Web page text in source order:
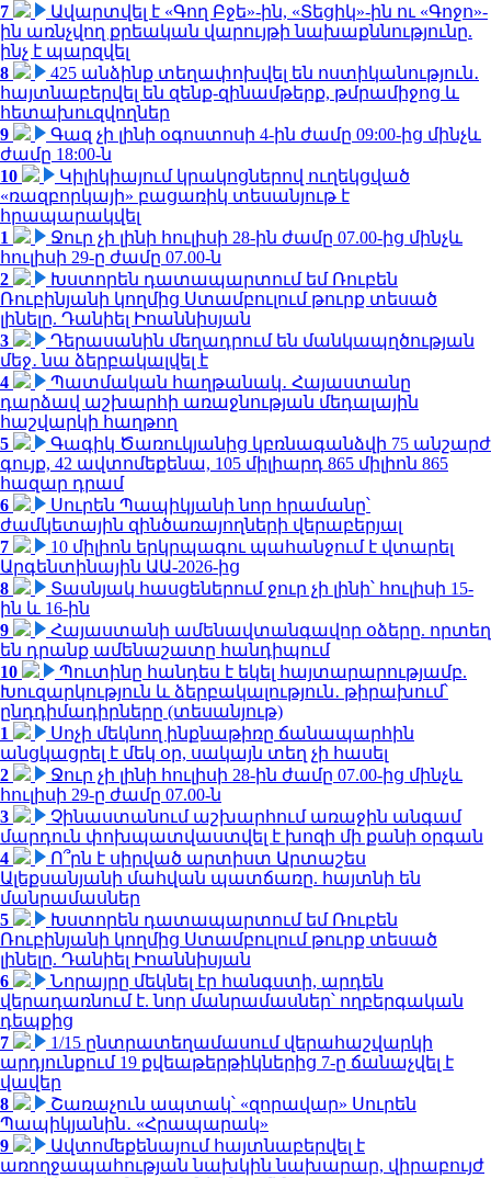
7
Ավարտվել է «Գող Բջե»-ին, «Տեցիկ»-ին ու «Գոջո»-
ին առնչվող քրեական վարույթի նախաքննությունը.
ինչ է պարզվել
8
425 անձինք տեղափոխվել են ոստիկանություն․
հայտնաբերվել են զենք-զինամթերք, թմրամիջոց և
հետախուզվողներ
9
Գազ չի լինի օգոստոսի 4-ին ժամը 09:00-ից մինչև
ժամը 18:00-ն
10
Կիլիկիայում կրակոցներով ուղեկցված
«ռազբորկայի» բացառիկ տեսանյութ է
հրապարակվել
1
Ջուր չի լինի հուլիսի 28-ին ժամը 07.00-ից մինչև
հուլիսի 29-ը ժամը 07.00-ն
2
Խստորեն դատապարտում եմ Ռուբեն
Ռուբինյանի կողմից Ստամբուլում թուրք տեսած
լինելը. Դանիել Իոաննիսյան
3
Դերասանին մեղադրում են մանկապղծության
մեջ․ նա ձերբակալվել է
4
Պատմական հաղթանակ․ Հայաստանը
դարձավ աշխարհի առաջնության մեդալային
հաշվարկի հաղթող
5
Գագիկ Ծառուկյանից կբռնագանձվի 75 անշարժ
գույք, 42 ավտոմեքենա, 105 միլիարդ 865 միլիոն 865
հազար դրամ
6
Սուրեն Պապիկյանի նոր հրամանը՝
ժամկետային զինծառայողների վերաբերյալ
7
10 միլիոն երկրպագու պահանջում է վտարել
Արգենտինային ԱԱ-2026-ից
8
Տասնյակ հասցեներում ջուր չի լինի՝ հուլիսի 15-
ին և 16-ին
9
Հայաստանի ամենավտանգավոր օձերը. որտեղ
են դրանք ամենաշատը հանդիպում
10
Պուտինը հանդես է եկել հայտարարությամբ.
Խուզարկություն և ձերբակալություն․ թիրախում՝
ընդդիմադիրները (տեսանյութ)
1
Սոչի մեկնող ինքնաթիռը ճանապարհին
անցկացրել է մեկ օր, սակայն տեղ չի հասել
2
Ջուր չի լինի հուլիսի 28-ին ժամը 07.00-ից մինչև
հուլիսի 29-ը ժամը 07.00-ն
3
Չինաստանում աշխարհում առաջին անգամ
մարդուն փոխպատվաստվել է խոզի մի քանի օրգան
4
Ո՞րն է սիրված արտիստ Արտաշես
Ալեքսանյանի մահվան պատճառը. հայտնի են
մանրամասներ
5
Խստորեն դատապարտում եմ Ռուբեն
Ռուբինյանի կողմից Ստամբուլում թուրք տեսած
լինելը. Դանիել Իոաննիսյան
6
Նորայրը մեկնել էր հանգստի, արդեն
վերադառնում է. նոր մանրամասներ՝ ողբերգական
դեպքից
7
1/15 ընտրատեղամասում վերահաշվարկի
արդյունքում 19 քվեաթերթիկներից 7-ը ճանաչվել է
վավեր
8
Շառաչուն ապտակ՝ «զորավար» Սուրեն
Պապիկյանին․ «Հրապարակ»
9
Ավտոմեքենայում հայտնաբերվել է
առողջապահության նախկին նախարար, վիրաբույժ